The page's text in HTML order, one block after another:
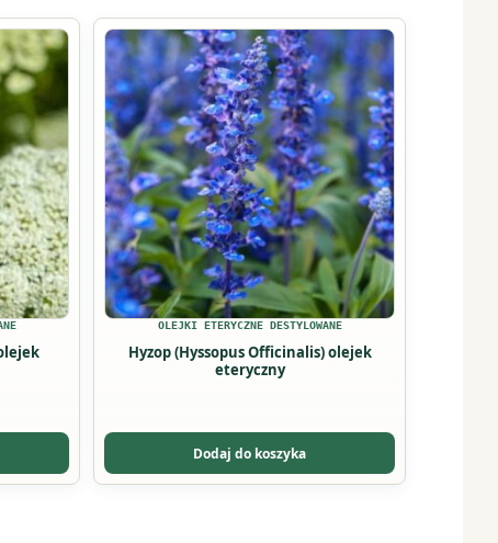
OLEJKI ETERYCZNE DESTYLOWANE
Hyzop (Hyssopus Officinalis) olejek
eteryczny
Dodaj do koszyka
Ten
produkt
ma
wiele
wariantów.
Opcje
można
wybrać
na
stronie
produktu